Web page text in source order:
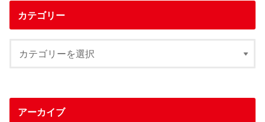
カテゴリー
アーカイブ